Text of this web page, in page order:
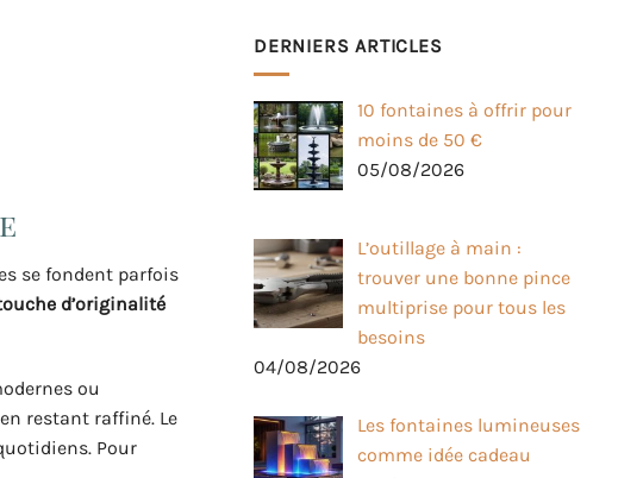
se fondent parfois
d’originalité
ou
restant raffiné. Le
Pour
DERNIERS ARTICLES
10 fontaines à offrir pour
moins de 50 €
05/08/2026
L’outillage à main :
trouver une bonne pince
multiprise pour tous les
besoins
04/08/2026
Les fontaines lumineuses
comme idée cadeau